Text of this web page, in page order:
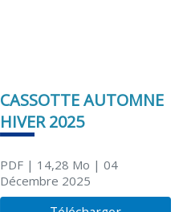
CASSOTTE AUTOMNE
HIVER 2025
PDF| 14,28 Mo | 04
Décembre 2025